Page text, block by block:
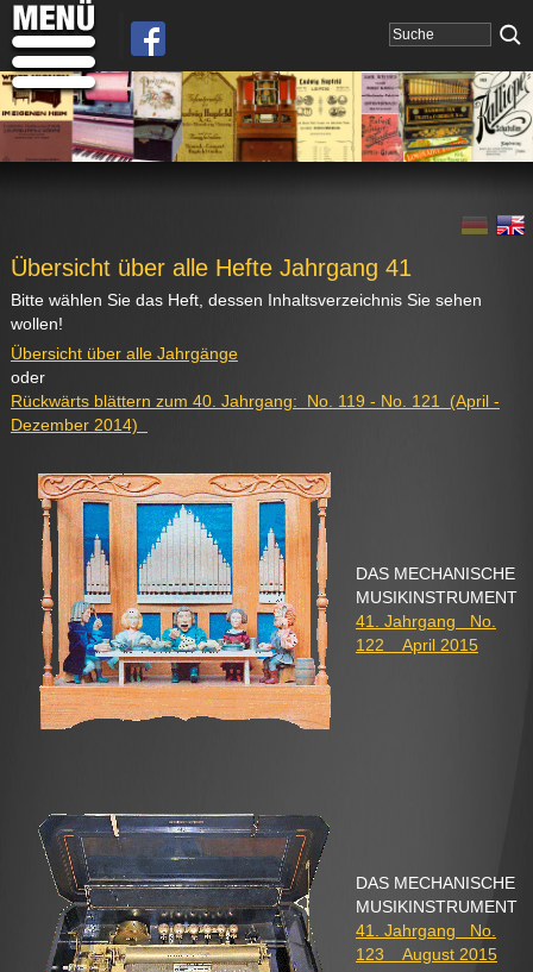
Übersicht über alle Hefte Jahrgang 41
Bitte wählen Sie das Heft, dessen Inhaltsverzeichnis Sie sehen
wollen!
Übersicht über alle Jahrgänge
oder
Rückwärts blättern zum 40. Jahrgang: No. 119 - No. 121 (April -
Dezember 2014)
DAS MECHANISCHE
MUSIKINSTRUMENT
41. Jahrgang No.
122 April 2015
DAS MECHANISCHE
MUSIKINSTRUMENT
41. Jahrgang No.
123 August 2015